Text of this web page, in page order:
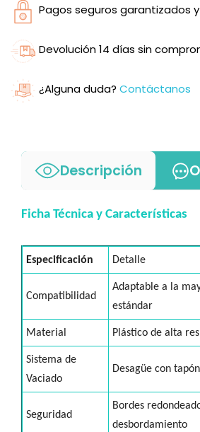
Pagos seguros garantizados
Devolución 14 días sin
¿Alguna duda? Contáctanos
Descripción
Ficha Técnica y Características
Especificación Detalle
Compatibilidad
Adaptable a la
estándar
Material Plástico de alta
Sistema de
Vaciado
Desagüe con
Seguridad
Bordes
desbordamiento